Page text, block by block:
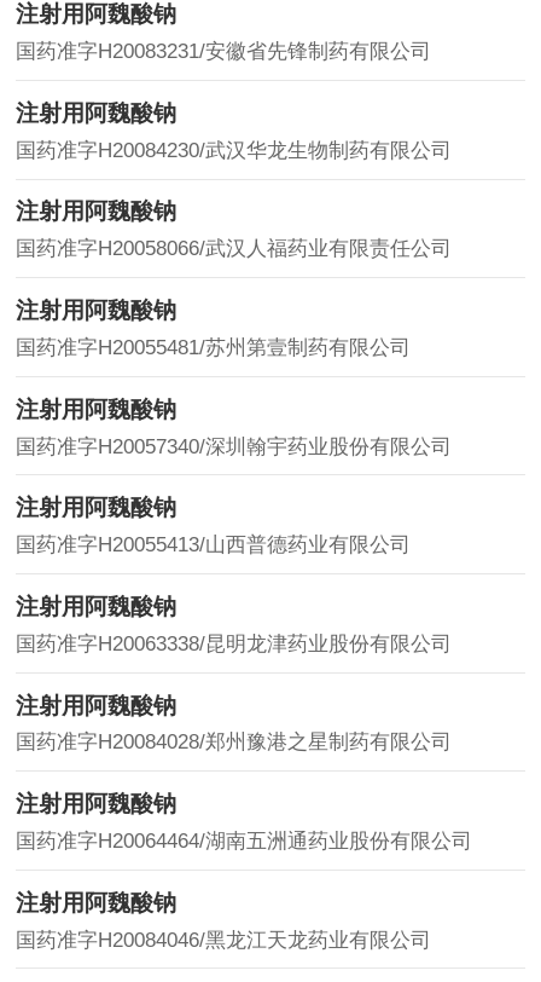
注射用阿魏酸钠
国药准字H20083231/安徽省先锋制药有限公司
注射用阿魏酸钠
国药准字H20084230/武汉华龙生物制药有限公司
注射用阿魏酸钠
国药准字H20058066/武汉人福药业有限责任公司
注射用阿魏酸钠
国药准字H20055481/苏州第壹制药有限公司
注射用阿魏酸钠
国药准字H20057340/深圳翰宇药业股份有限公司
注射用阿魏酸钠
国药准字H20055413/山西普德药业有限公司
注射用阿魏酸钠
国药准字H20063338/昆明龙津药业股份有限公司
注射用阿魏酸钠
国药准字H20084028/郑州豫港之星制药有限公司
注射用阿魏酸钠
国药准字H20064464/湖南五洲通药业股份有限公司
注射用阿魏酸钠
国药准字H20084046/黑龙江天龙药业有限公司